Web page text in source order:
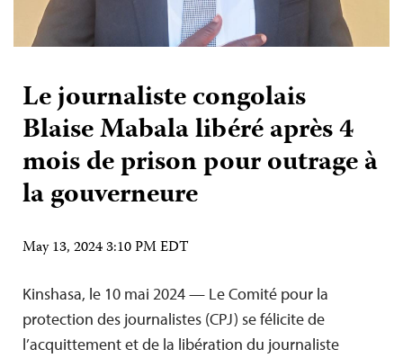
Le journaliste congolais
Blaise Mabala libéré après 4
mois de prison pour outrage à
la gouverneure
May 13, 2024 3:10 PM EDT
Kinshasa, le 10 mai 2024 — Le Comité pour la
protection des journalistes (CPJ) se félicite de
l’acquittement et de la libération du journaliste